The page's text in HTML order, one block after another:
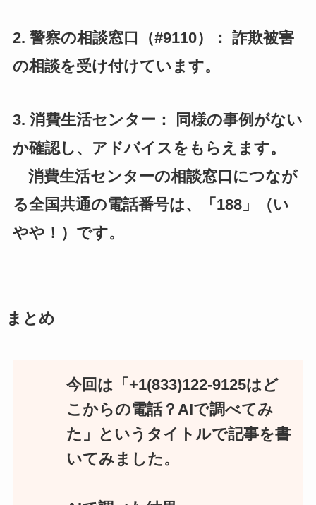
2. 警察の相談窓口（#9110）： 詐欺被害
の相談を受け付けています。
3. 消費生活センター： 同様の事例がない
か確認し、アドバイスをもらえます。
消費生活センターの相談窓口につなが
る全国共通の電話番号は、「188」（い
やや！）です。
まとめ
今回は「+1(833)122-9125はど
こからの電話？AIで調べてみ
た」というタイトルで記事を書
いてみました。